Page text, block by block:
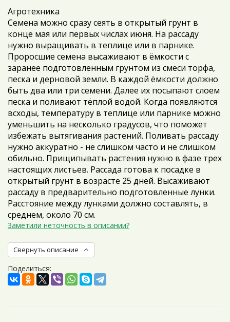
Агротехника
Семена можно сразу сеять в открытый грунт в
конце мая или первых числах июня. На рассаду
нужно выращивать в теплице или в парнике.
Проросшие семена высаживают в ёмкости с
заранее подготовленным грунтом из смеси торфа,
песка и дерновой земли. В каждой ёмкости должно
быть два или три семени. Далее их посыпают слоем
песка и поливают тёплой водой. Когда появляются
всходы, температуру в теплице или парнике можно
уменьшить на несколько градусов, что поможет
избежать вытягивания растений. Поливать рассаду
нужно аккуратно - не слишком часто и не слишком
обильно. Прищипывать растения нужно в фазе трех
настоящих листьев. Рассада готова к посадке в
открытый грунт в возрасте 25 дней. Высаживают
рассаду в предварительно подготовленные лунки.
Расстояние между лунками должно составлять, в
среднем, около 70 см.
Заметили неточность в описании?
Свернуть описание
Поделиться: